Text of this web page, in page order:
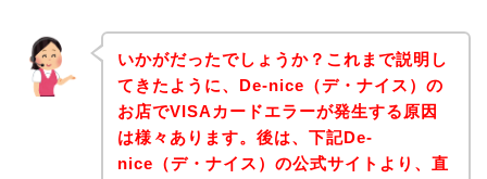
いかがだったでしょうか？これまで説明し
てきたように、De-nice（デ・ナイス）の
お店でVISAカードエラーが発生する原因
は様々あります。後は、下記De-
nice（デ・ナイス）の公式サイトより、直